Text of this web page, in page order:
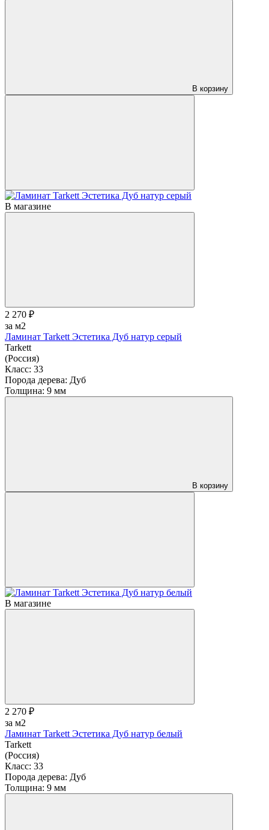
В корзину
В магазине
2 270 ₽
за м2
Ламинат Tarkett Эстетика Дуб натур серый
Tarkett
(Россия)
Класс: 33
Порода дерева: Дуб
Толщина: 9 мм
В корзину
В магазине
2 270 ₽
за м2
Ламинат Tarkett Эстетика Дуб натур белый
Tarkett
(Россия)
Класс: 33
Порода дерева: Дуб
Толщина: 9 мм